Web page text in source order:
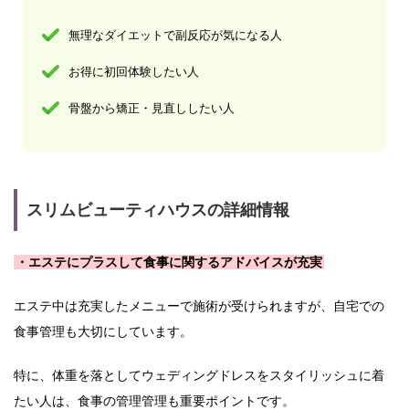
無理なダイエットで副反応が気になる人
お得に初回体験したい人
骨盤から矯正・見直ししたい人
スリムビューティハウスの詳細情報
・エステにプラスして食事に関するアドバイスが充実
エステ中は充実したメニューで施術が受けられますが、自宅での
食事管理も大切にしています。
特に、体重を落としてウェディングドレスをスタイリッシュに着
たい人は、食事の管理管理も重要ポイントです。